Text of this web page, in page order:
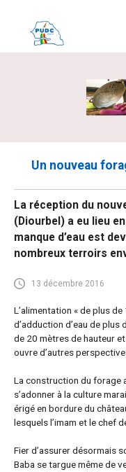
Un nouveau
La réception du
(Diourbel) a eu lieu
manque d’eau est
nombreux terroirs
13 décembre 2016
L’alimentation « de plus
d’adduction d’eau de plus
de 20 mètres de hauteur
ouvre d’autres
La construction du forage
s’adonner à la culture
érigé en bordure du
lesquels l’imam et le chef
Fier d’assurer désormais
Baba se targue même de